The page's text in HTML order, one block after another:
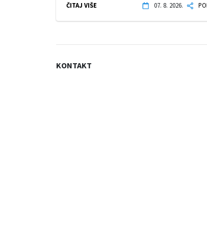
ČITAJ VIŠE 07. 8. 2026.
KONTAKT